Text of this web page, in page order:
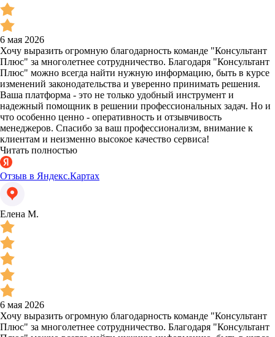
6 мая 2026
Хочу выразить огромную благодарность команде "Консультант
Плюс" за многолетнее сотрудничество. Благодаря "Консультант
Плюс" можно всегда найти нужную информацию, быть в курсе
изменений законодательства и уверенно принимать решения.
Ваша платформа - это не только удобный инструмент и
надежный помощник в решении профессиональных задач. Но и
что особенно ценно - оперативность и отзывчивость
менеджеров. Спасибо за ваш профессионализм, внимание к
клиентам и неизменно высокое качество сервиса!
Читать полностью
Отзыв в Яндекс.Картах
Елена М.
6 мая 2026
Хочу выразить огромную благодарность команде "Консультант
Плюс" за многолетнее сотрудничество. Благодаря "Консультант